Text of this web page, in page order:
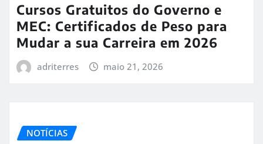
Cursos Gratuitos do Governo e
MEC: Certificados de Peso para
Mudar a sua Carreira em 2026
adriterres maio 21, 2026
NOTÍCIAS